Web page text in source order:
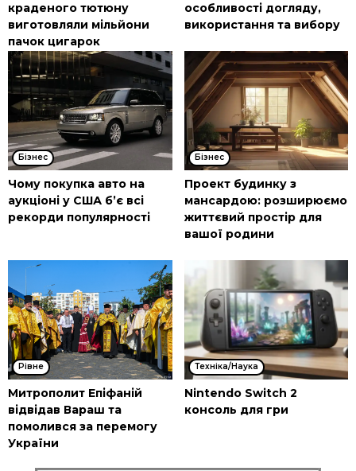
краденого тютюну
виготовляли мільйони
пачок цигарок
особливості догляду,
використання та вибору
Бізнес
Чому покупка авто на
аукціоні у США б’є всі
рекорди популярності
Бізнес
Проект будинку з
мансардою: розширюємо
життєвий простір для
вашої родини
Рівне
Митрополит Епіфаній
відвідав Вараш та
помолився за перемогу
України
Техніка/Наука
Nintendo Switch 2
консоль для гри